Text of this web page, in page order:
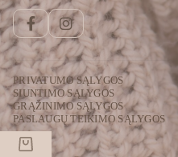
FacebookInstagram
PRIVATUMO SĄLYGOS
SIUNTIMO SĄLYGOS
GRĄŽINIMO SĄLYGOS
PASLAUGŲ TEIKIMO SĄLYGOS